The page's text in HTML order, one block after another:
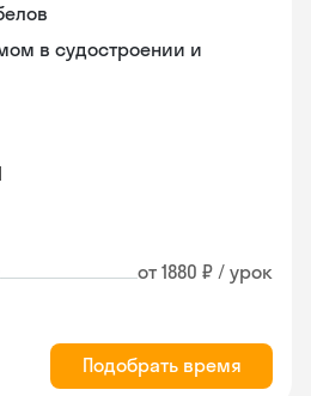
в судостроении и
от 1880 ₽ / урок
Подобрать время